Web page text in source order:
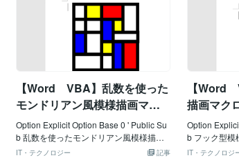
線倍率(羽） Const RDGFWGX1 = -14
'胴と羽の距離Ｘ Const RDGFWGX2
= 14 Const RDGFWGY1 = 15 '胴
と羽の距離Ｙ Const RDGFWGY2 = 21
玉の距離Ｘ Const RDGFEYX2 = 4
' Const RDGFEYY1 = -3 '胴と
目玉の距離Ｙ Const RDGFEYRD = 2.5
m
ngle Dim
As Long ' '
Array(20.7,
30.75,
05, 35.55, -
【Word VBA】乱数を使った
モンドリアン風模様描画マク
ロ▽ソースコード
Option Explicit Option Base 0 ' Public Su
b 乱数を使ったモンドリアン風模様描画
マクロ() Const MODRLEFT = 90
記事
IT・テクノロジー
【Word
描画マク
Option
b フック型
OKLEFT
IT・テクノロジ